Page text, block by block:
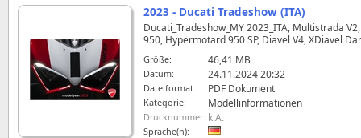
2023 - Ducati Tradeshow (ITA)
Ducati_Tradeshow_MY 2023_ITA, Multistrada
950, Hypermotard 950 SP, Diavel V4, XDiavel
Größe: 46,41 MB
Datum: 24.11.2024 20:32
Dateiformat: PDF Dokument
Kategorie: Modellinformationen
Drucknummer: k.A.
Sprache(n):